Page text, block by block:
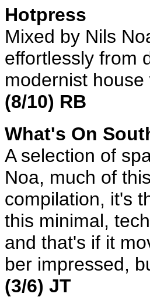
Hotpress
Mixed by Nils
effortlessly from
modernist
(8/10) RB
What's On
A selection of
Noa, much of
compilation, it's
this minimal,
and that's if it
ber impressed,
(3/6) JT